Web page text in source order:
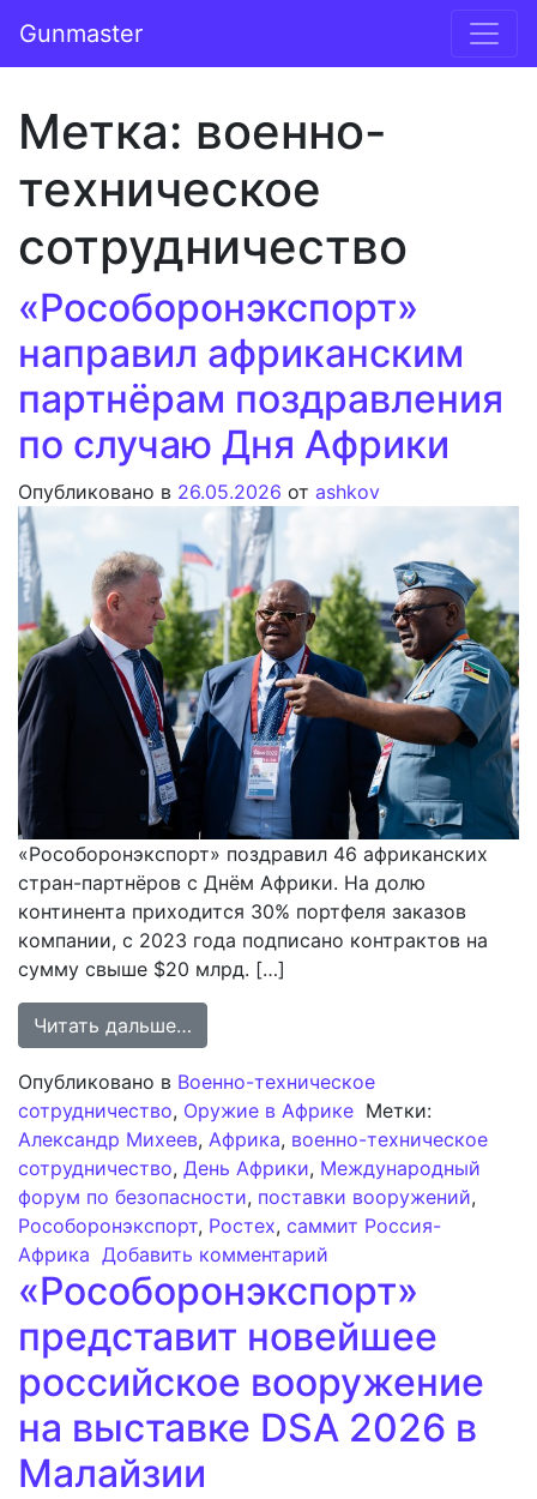
Основная навигация
Gunmaster
Метка: военно-
техническое
сотрудничество
«Рособоронэкспорт»
направил африканским
партнёрам поздравления
по случаю Дня Африки
Опубликовано в 26.05.2026 от ashkov
«Рособоронэкспорт» поздравил 46 африканских
стран-партнёров с Днём Африки. На долю
континента приходится 30% портфеля заказов
компании, с 2023 года подписано контрактов на
сумму свыше $20 млрд. […]
Читать дальше…
Опубликовано в Военно-техническое
сотрудничество, Оружие в Африке Метки:
Александр Михеев, Африка, военно-техническое
сотрудничество, День Африки, Международный
форум по безопасности, поставки вооружений,
Рособоронэкспорт, Ростех, саммит Россия-
Африка Добавить комментарий
«Рособоронэкспорт»
представит новейшее
российское вооружение
на выставке DSA 2026 в
Малайзии